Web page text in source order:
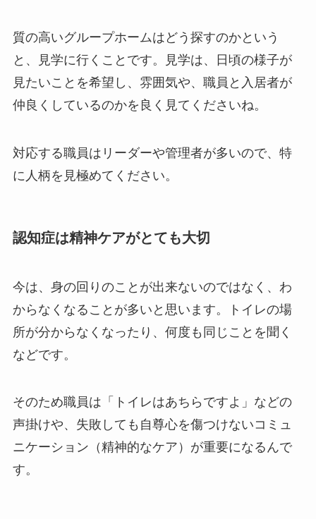
質の高いグループホームはどう探すのかという
と、見学に行くことです。見学は、日頃の様子が
見たいことを希望し、雰囲気や、職員と入居者が
仲良くしているのかを良く見てくださいね。
対応する職員はリーダーや管理者が多いので、特
に人柄を見極めてください。
認知症は精神ケアがとても大切
今は、身の回りのことが出来ないのではなく、わ
からなくなることが多いと思います。トイレの場
所が分からなくなったり、何度も同じことを聞く
などです。
そのため職員は「トイレはあちらですよ」などの
声掛けや、失敗しても自尊心を傷つけないコミュ
ニケーション（精神的なケア）が重要になるんで
す。